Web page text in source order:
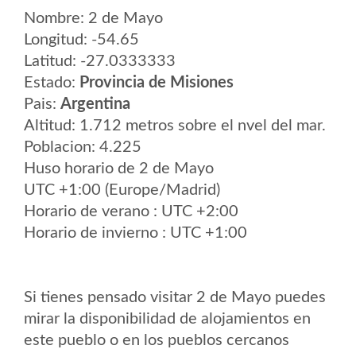
Nombre: 2 de Mayo
Longitud: -54.65
Latitud: -27.0333333
Estado: Provincia de Misiones
Pais: Argentina
Altitud: 1.712 metros sobre el nvel del mar.
Poblacion: 4.225
Huso horario de 2 de Mayo
UTC +1:00 (Europe/Madrid)
Horario de verano : UTC +2:00
Horario de invierno : UTC +1:00
Si tienes pensado visitar 2 de Mayo puedes
mirar la disponibilidad de alojamientos en
este pueblo o en los pueblos cercanos